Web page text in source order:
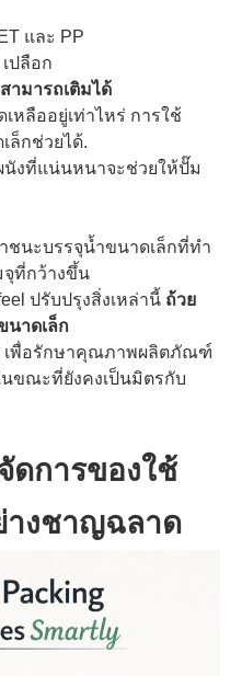
และ PP
เปลือก
สามารถเติมได้
ลืออยู่เท่าไหร่ การใช้
ล็กช่วยได้.
งที่แน่นหนาจะช่วยให้ปั๊ม
นะบรรจุน้ำขนาดเล็กที่ทำ
จุที่กว้างขึ้น
ปรับปรุงสิ่งเหล่านี้ ถ้วย
นาดเล็ก
เพื่อรักษาคุณภาพผลิตภัณฑ์
ขณะที่ยังคงเป็นมิตรกับ
ดการของใช้
งชาญฉลาด